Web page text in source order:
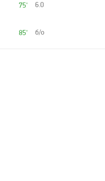
75' 6.0
85' б/о